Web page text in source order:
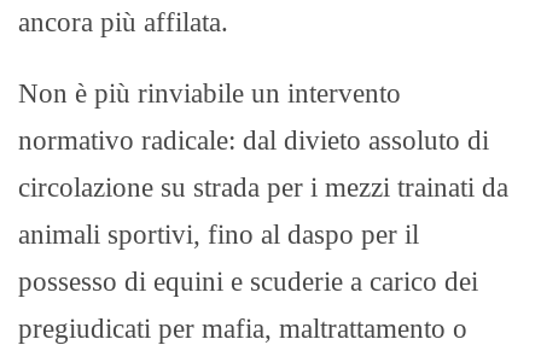
ancora più affilata.
Non è più rinviabile un intervento
normativo radicale: dal divieto assoluto di
circolazione su strada per i mezzi trainati da
animali sportivi, fino al daspo per il
possesso di equini e scuderie a carico dei
pregiudicati per mafia, maltrattamento o